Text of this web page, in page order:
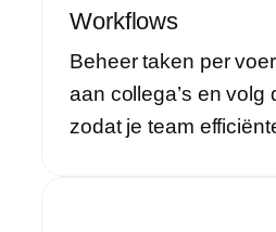
Workflows
Beheer taken per
aan collega’s en volg
zodat je team